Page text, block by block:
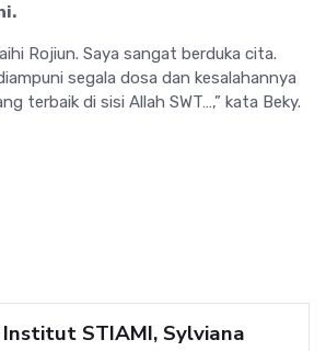
Rojiun. Saya sangat berduka cita.
segala dosa dan kesalahannya
terbaik di sisi Allah SWT…,” kata Beky.
STIAMI, Sylviana